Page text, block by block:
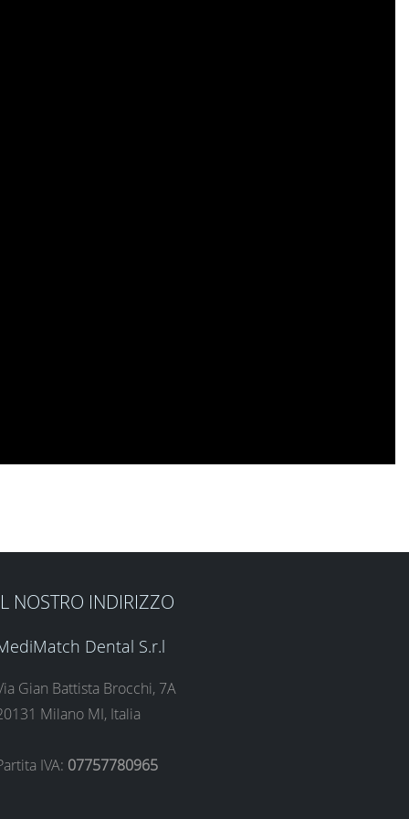
NOSTRO INDIRIZZO
Dental S.r.l
Gian Battista Brocchi, 7A
Milano MI, Italia
IVA: 07757780965